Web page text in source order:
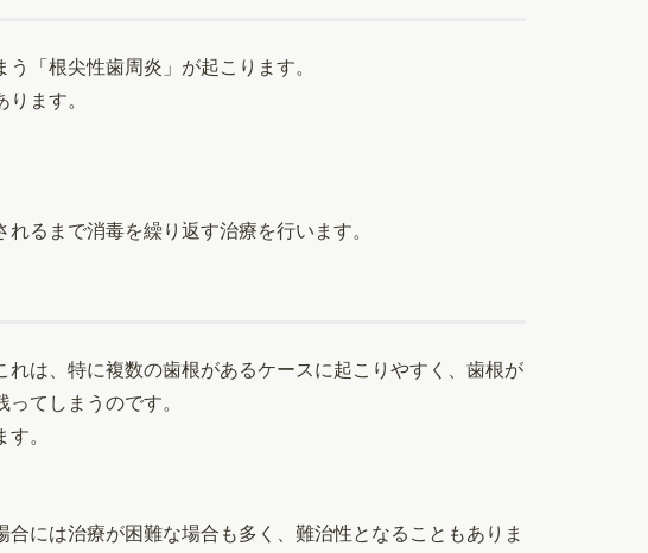
「根尖性歯周炎」が起こります。
ます。
るまで消毒を繰り返す治療を行います。
は、特に複数の歯根があるケースに起こりやすく、歯根が
てしまうのです。
。
には治療が困難な場合も多く、難治性となることもありま